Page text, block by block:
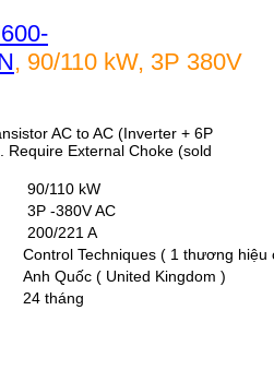
, 90/110 kW, 3P 380V
AC to AC (Inverter + 6P
Require External Choke (sold
90/110 kW
3P -380V AC
200/221 A
Control Techniques ( 1 thương
Anh Quốc ( United Kingdom )
24 tháng